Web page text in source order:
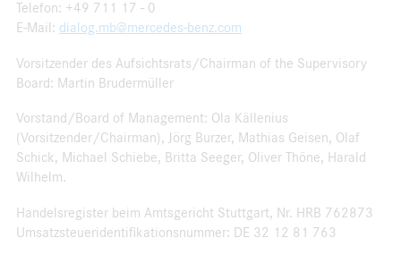
Telefon: +49 711 17 - 0
E-Mail: dialog.mb@mercedes-benz.com
Vorsitzender des Aufsichtsrats/Chairman of the Supervisory
Board: Martin Brudermüller
Vorstand/Board of Management: Ola Källenius
(Vorsitzender/Chairman), Jörg Burzer, Mathias Geisen, Olaf
Schick, Michael Schiebe, Britta Seeger, Oliver Thöne, Harald
Wilhelm.
Handelsregister beim Amtsgericht Stuttgart, Nr. HRB 762873
Umsatzsteueridentifikationsnummer: DE 32 12 81 763